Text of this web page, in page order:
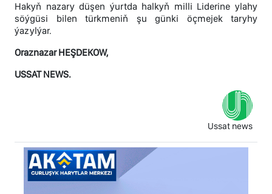
Hakyň nazary düşen ýurtda halkyň milli Liderine ylahy
söýgüsi bilen türkmeniň şu günki öçmejek taryhy
ýazylýar.
Oraznazar HEŞDEKOW,
USSAT NEWS.
Ussat news